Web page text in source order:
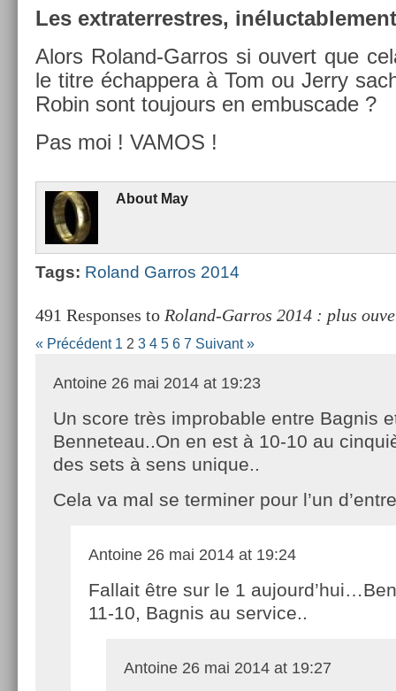
Les extra­ter­restres, in­éluc­table­ment
Alors Roland-Garros si ouvert que
le titre échap­pera à Tom ou Jerry
Robin sont toujours en em­bus­cade ?
Pas moi ! VAMOS !
About May
Tags: Roland Gar­ros 2014
491 Responses to Roland-Garros 2014 : plus
« Précédent 1 2 3 4 5 6 7 Suivant »
Antoine 26 mai 2014 at 19:23
Un score très improbable entre Bagnis
Benneteau..On en est à 10-10 au
des sets à sens unique..
Cela va mal se terminer pour l’un
Antoine 26 mai 2014 at 19:24
Fallait être sur le 1
11-10, Bagnis au service..
Antoine 26 mai 2014 at 19:27